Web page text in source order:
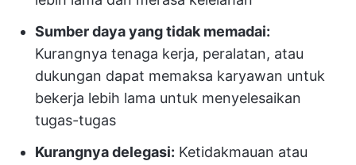
Sumber daya yang tidak memadai:
Kurangnya tenaga kerja, peralatan, atau
dukungan dapat memaksa karyawan untuk
bekerja lebih lama untuk menyelesaikan
tugas-tugas
Kurangnya delegasi: Ketidakmauan atau